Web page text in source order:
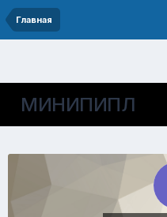
Главная
МИНИПИПЛ